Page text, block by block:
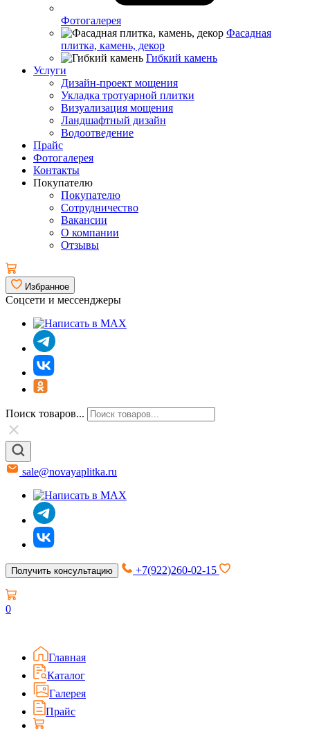
Фотогалерея
Фасадная
плитка, камень, декор
Гибкий камень
Услуги
Дизайн-проект мощения
Укладка тротуарной плитки
Визуализация мощения
Ландшафтный дизайн
Водоотведение
Прайс
Фотогалерея
Контакты
Покупателю
Покупателю
Сотрудничество
Вакансии
О компании
Отзывы
Избранное
Соцсети и мессенджеры
Поиск товаров...
sale@novayaplitka.ru
Получить консультацию +7(922)260-02-15
0
Главная
Каталог
Галерея
Прайс